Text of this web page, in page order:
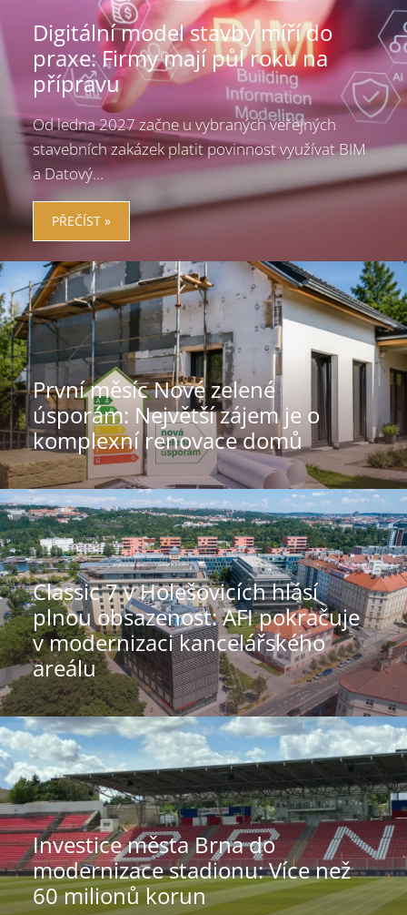
Digitální model stavby míří do
praxe: Firmy mají půl roku na
přípravu
Od ledna 2027 začne u vybraných veřejných
stavebních zakázek platit povinnost využívat BIM
a Datový…
PŘEČÍST »
První měsíc Nové zelené
úsporám: Největší zájem je o
komplexní renovace domů
Classic 7 v Holešovicích hlásí
plnou obsazenost: AFI pokračuje
v modernizaci kancelářského
areálu
Investice města Brna do
modernizace stadionu: Více než
60 milionů korun